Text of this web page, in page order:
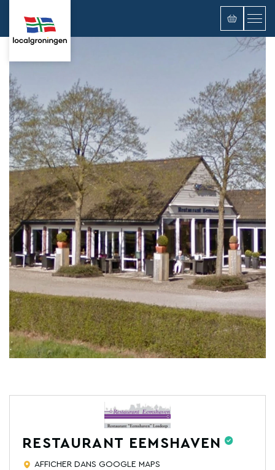
RESTAURANT EEMSHAVEN
AFFICHER DANS GOOGLE MAPS